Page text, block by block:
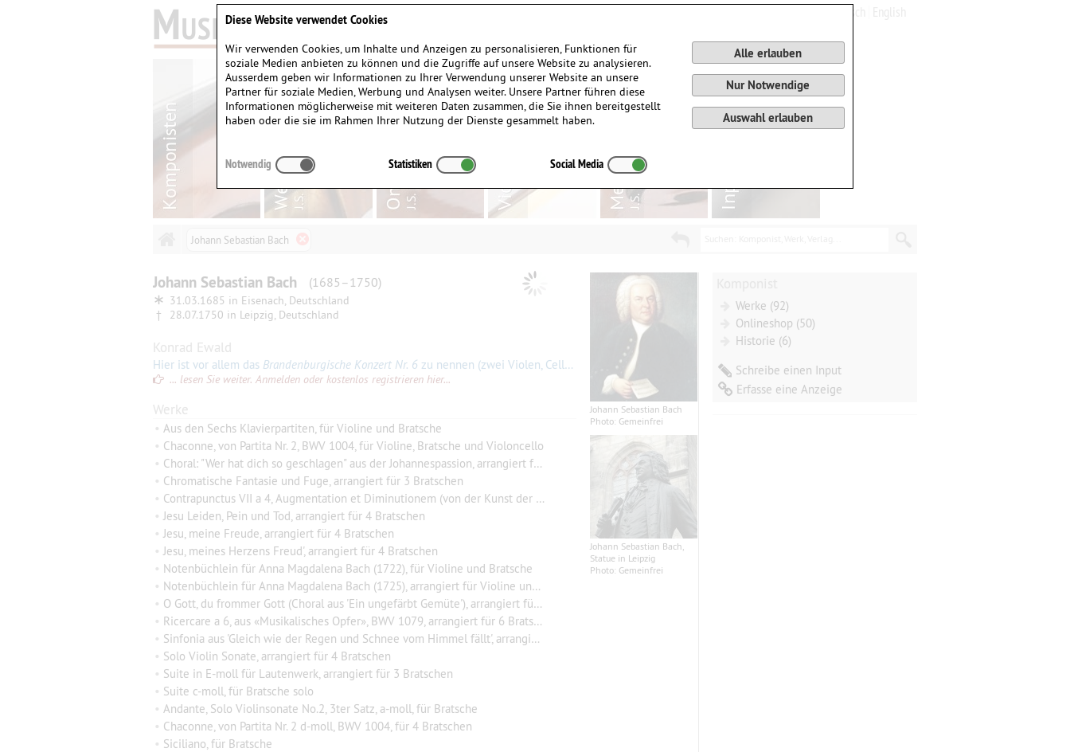
Johann Sebastian Bach
Johann Sebastian Bach (1685–1750)
∗ 31.03.1685 in Eisenach, Deutschland
†
28.07.1750 in Leipzig, Deutschland
Konrad Ewald
Hier ist vor allem das Brandenburgische Konzert Nr. 6 zu nennen (zwei Violen, Cello und Continuo, bestehend aus zwei Celli oder Gamben und Cembalo). Die
... lesen Sie weiter. Anmelden oder kostenlos registrieren hier...
Werke
• Aus den Sechs Klavierpartiten, für Violine und Bratsche
• Chaconne, von Partita Nr. 2, BWV 1004, für Violine, Bratsche und Violoncello
• Choral: "Wer hat dich so geschlagen" aus der Johannespassion, arrangiert für 4 Bratschen
• Chromatische Fantasie und Fuge, arrangiert für 3 Bratschen
• Contrapunctus VII a 4, Augmentation et Diminutionem (von der Kunst der Fuge), arrangiert für 4 Bratschen
• Jesu Leiden, Pein und Tod, arrangiert für 4 Bratschen
• Jesu, meine Freude, arrangiert für 4 Bratschen
• Jesu, meines Herzens Freud', arrangiert für 4 Bratschen
• Notenbüchlein für Anna Magdalena Bach (1722), für Violine und Bratsche
• Notenbüchlein für Anna Magdalena Bach (1725), arrangiert für Violine und Bratsche
• O Gott, du frommer Gott (Choral aus 'Ein ungefärbt Gemüte'), arrangiert für 4 Bratschen
• Ricercare a 6, aus «Musikalisches Opfer», BWV 1079, arrangiert für 6 Bratschen
• Sinfonia aus 'Gleich wie der Regen und Schnee vom Himmel fällt', arrangiert für 4 Bratschen
• Solo Violin Sonate, arrangiert für 4 Bratschen
• Suite in E-moll für Lautenwerk, arrangiert für 3 Bratschen
• Suite c-moll, für Bratsche solo
• Andante, Solo Violinsonate No.2, 3ter Satz, a-moll, für Bratsche
• Chaconne, von Partita Nr. 2 d-moll, BWV 1004, für 4 Bratschen
• Siciliano, für Bratsche
Johann Sebastian Bach
Photo: Gemeinfrei
Johann Sebastian Bach,
Statue in Leipzig
Photo: Gemeinfrei
Werke (92)
Onlineshop (50)
Historie (6)
Schreibe einen Input
Erfasse eine Anzeige
Diese Website verwendet Cookies
Wir verwenden Cookies, um Inhalte und Anzeigen zu personalisieren, Funktionen für
soziale Medien anbieten zu können und die Zugriffe auf unsere Website zu analysieren.
Ausserdem geben wir Informationen zu Ihrer Verwendung unserer Website an unsere
Partner für soziale Medien, Werbung und Analysen weiter. Unsere Partner führen diese
Informationen möglicherweise mit weiteren Daten zusammen, die Sie ihnen bereitgestellt
haben oder die sie im Rahmen Ihrer Nutzung der Dienste gesammelt haben.
Alle erlauben
Nur Notwendige
Auswahl erlauben
Notwendig Statistiken Social Media